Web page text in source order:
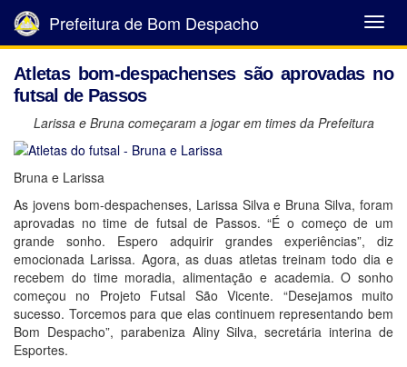
Abrir
Menu
Prefeitura de Bom Despacho
Atletas bom-despachenses são aprovadas no
futsal de Passos
Larissa e Bruna começaram a jogar em times da Prefeitura
Bruna e Larissa
As jovens bom-despachenses, Larissa Silva e Bruna Silva, foram
aprovadas no time de futsal de Passos. “É o começo de um
grande sonho. Espero adquirir grandes experiências”, diz
emocionada Larissa. Agora, as duas atletas treinam todo dia e
recebem do time moradia, alimentação e academia. O sonho
começou no Projeto Futsal São Vicente. “Desejamos muito
sucesso. Torcemos para que elas continuem representando bem
Bom Despacho”, parabeniza Aliny Silva, secretária interina de
Esportes.